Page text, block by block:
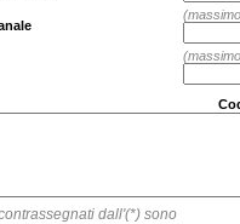
ISOLE FAEROER
044
GIBILTERRA
052
TURCHIA
dall'(*) sono